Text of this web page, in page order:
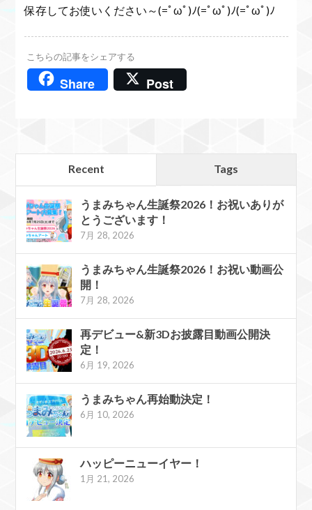
保存してお使いください～(=ﾟωﾟ)ﾉ(=ﾟωﾟ)ﾉ(=ﾟωﾟ)ﾉ
こちらの記事をシェアする
Share Post
Recent Tags
うまみちゃん生誕祭2026！お祝いありが
とうございます！
7月 28, 2026
うまみちゃん生誕祭2026！お祝い動画公
開！
7月 28, 2026
再デビュー&新3Dお披露目動画公開決
定！
6月 19, 2026
うまみちゃん再始動決定！
6月 10, 2026
ハッピーニューイヤー！
1月 21, 2026